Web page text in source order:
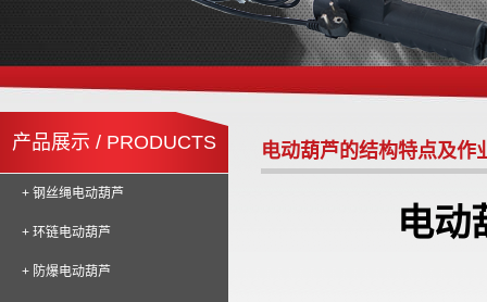
产品展示 / PRODUCTS
+ 钢丝绳电动葫芦
+ 环链电动葫芦
+ 防爆电动葫芦
电动葫芦的结构特点及作
电动